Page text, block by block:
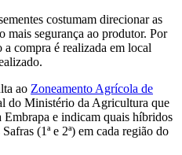
costumam direcionar as
mais segurança ao produtor. Por
a compra é realizada em local
ao Zoneamento Agrícola de
do Ministério da Agricultura que
Embrapa e indicam quais híbridos
(1ª e 2ª) em cada região do